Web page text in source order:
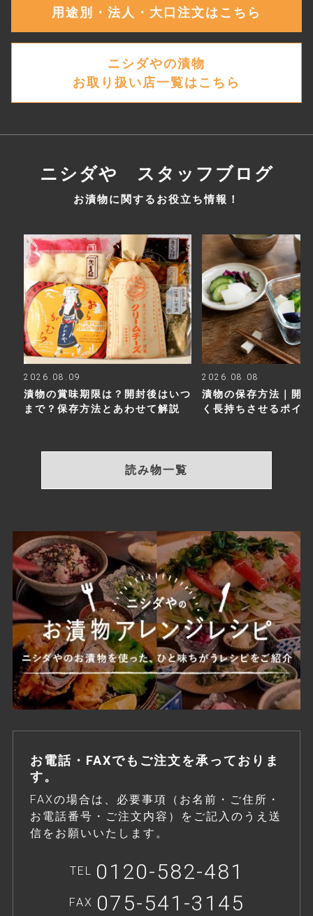
用途別・法人・大口注文はこちら
ニシダやの漬物
お取り扱い店一覧はこちら
ニシダや スタッフブログ
お漬物に関するお役立ち情報！
2026.08.09
漬物の賞味期限は？開封後はいつ
まで？保存方法とあわせて解説
2026.08.08
漬物の保存方法｜開
く長持ちさせるポイ
読み物一覧
お電話・FAXでもご注文を承っておりま
す。
FAXの場合は、必要事項（お名前・ご住所・
お電話番号・ご注文内容）をご記入のうえ送
信をお願いいたします。
TEL 0120-582-481
FAX 075-541-3145